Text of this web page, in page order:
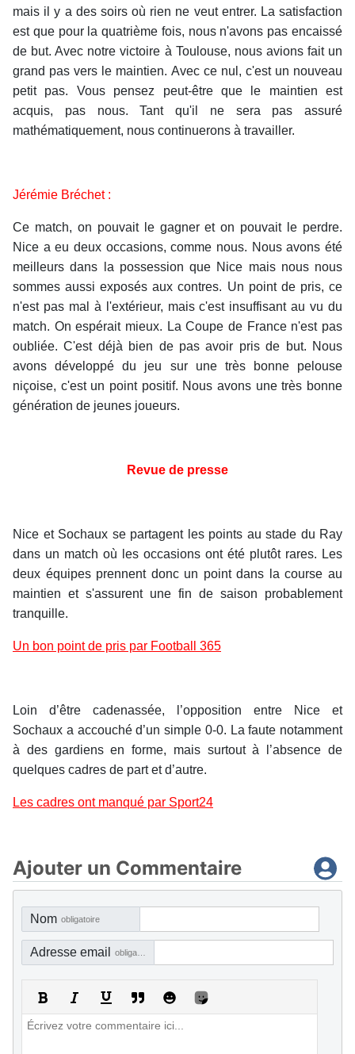
mais il y a des soirs où rien ne veut entrer. La satisfaction
est que pour la quatrième fois, nous n'avons pas encaissé
de but. Avec notre victoire à Toulouse, nous avions fait un
grand pas vers le maintien. Avec ce nul, c'est un nouveau
petit pas. Vous pensez peut-être que le maintien est
acquis, pas nous. Tant qu'il ne sera pas assuré
mathématiquement, nous continuerons à travailler.
Jérémie Bréchet :
Ce match, on pouvait le gagner et on pouvait le perdre.
Nice a eu deux occasions, comme nous. Nous avons été
meilleurs dans la possession que Nice mais nous nous
sommes aussi exposés aux contres. Un point de pris, ce
n'est pas mal à l'extérieur, mais c'est insuffisant au vu du
match. On espérait mieux. La Coupe de France n'est pas
oubliée. C'est déjà bien de pas avoir pris de but. Nous
avons développé du jeu sur une très bonne pelouse
niçoise, c'est un point positif. Nous avons une très bonne
génération de jeunes joueurs.
Revue de presse
Nice et Sochaux se partagent les points au stade du Ray
dans un match où les occasions ont été plutôt rares. Les
deux équipes prennent donc un point dans la course au
maintien et s'assurent une fin de saison probablement
tranquille.
Un bon point de pris par Football 365
Loin d’être cadenassée, l’opposition entre Nice et
Sochaux a accouché d’un simple 0-0. La faute notamment
à des gardiens en forme, mais surtout à l’absence de
quelques cadres de part et d’autre.
Les cadres ont manqué par Sport24
Ajouter un Commentaire
Nom obligatoire
Adresse email